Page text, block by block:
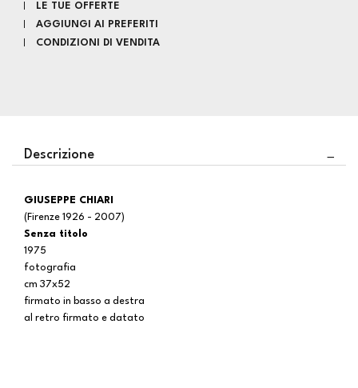
LE TUE OFFERTE
AGGIUNGI AI PREFERITI
CONDIZIONI DI VENDITA
Descrizione
GIUSEPPE CHIARI
(Firenze 1926 - 2007)
Senza titolo
1975
fotografia
cm 37x52
firmato in basso a destra
al retro firmato e datato